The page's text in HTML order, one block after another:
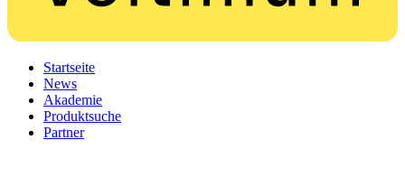
Startseite
News
Akademie
Produktsuche
Partner